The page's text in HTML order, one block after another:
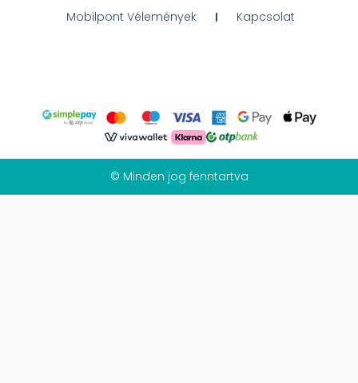
Mobilpont Vélemények
Kapcsolat
© Minden jog fenntartva